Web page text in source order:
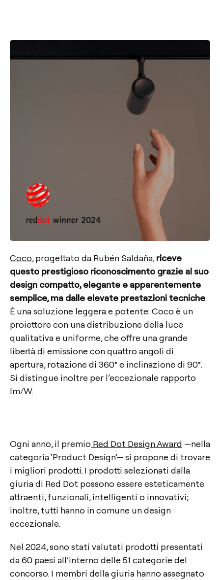
Coco, progettato da Rubén Saldaña,riceve
questo prestigioso riconoscimento grazie al suo
design compatto, elegante e apparentemente
semplice, ma dalle elevate prestazioni tecniche.
È una soluzione leggera e potente: Coco è un
proiettore con una distribuzione della luce
qualitativa e uniforme, che offre una grande
libertà di emissione con quattro angoli di
apertura, rotazione di 360° e inclinazione di 90°.
Si distingue inoltre per l’eccezionale rapporto
lm/W.
Ogni anno, il premio Red Dot Design Award —nella
categoria ‘Product Design’— si propone di trovare
i migliori prodotti. I prodotti selezionati dalla
giuria di Red Dot possono essere esteticamente
attraenti, funzionali, intelligenti o innovativi;
inoltre, tutti hanno in comune un design
eccezionale.
Nel 2024, sono stati valutati prodotti presentati
da 60 paesi all’interno delle 51 categorie del
concorso. I membri della giuria hanno assegnato